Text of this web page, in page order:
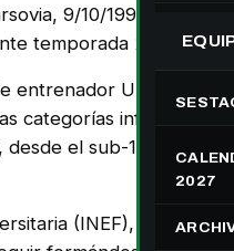
2027
9/10/1994) dirigirá
temporada 2021/22.
UEFA Pro.
categorías inferiores
el sub-10 hasta
(INEF), decidió